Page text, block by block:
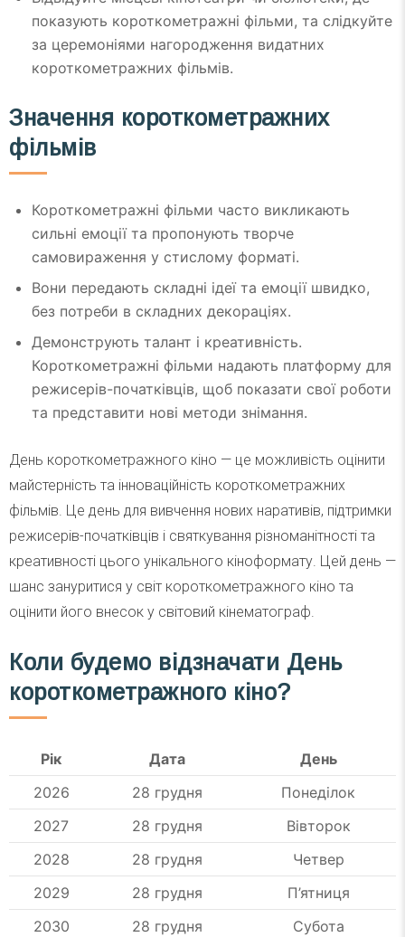
показують короткометражні фільми, та слідкуйте
за церемоніями нагородження видатних
короткометражних фільмів.
Значення короткометражних
фільмів
Короткометражні фільми часто викликають
сильні емоції та пропонують творче
самовираження у стислому форматі.
Вони передають складні ідеї та емоції швидко,
без потреби в складних декораціях.
Демонструють талант і креативність.
Короткометражні фільми надають платформу для
режисерів-початківців, щоб показати свої роботи
та представити нові методи знімання.
День короткометражного кіно — це можливість оцінити
майстерність та інноваційність короткометражних
фільмів. Це день для вивчення нових наративів, підтримки
режисерів-початківців і святкування різноманітності та
креативності цього унікального кіноформату. Цей день —
шанс зануритися у світ короткометражного кіно та
оцінити його внесок у світовий кінематограф.
Коли будемо відзначати День
короткометражного кіно?
Рік Дата
День
2026
28 грудня
Понеділок
2027
28 грудня
Вівторок
2028
28 грудня
Четвер
2029
28 грудня
П’ятниця
2030
28 грудня Субота